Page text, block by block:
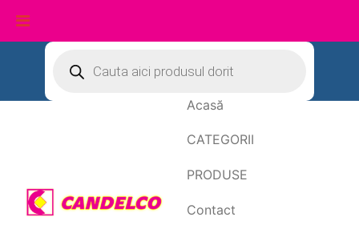
conținut
search
Acasă
CATEGORII
PRODUSE
Contact